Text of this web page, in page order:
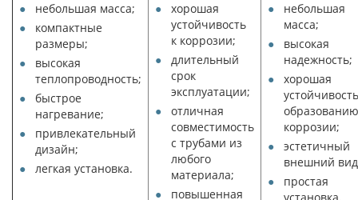
небольшая масса;
компактные
размеры;
высокая
теплопроводность;
быстрое
нагревание;
привлекательный
дизайн;
легкая установка.
хорошая
устойчивость
к коррозии;
длительный
срок
эксплуатации;
отличная
совместимость
с трубами из
любого
материала;
повышенная
небольшая
масса;
высокая
надежность;
хорошая
образованию
коррозии;
эстетичный
внешний
простая